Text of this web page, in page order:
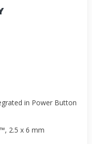
in Power Button
2.5 x 6 mm